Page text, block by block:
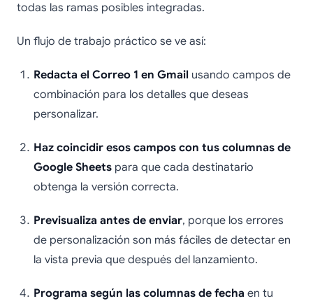
todas las ramas posibles integradas.
Un flujo de trabajo práctico se ve así:
Redacta el Correo 1 en Gmail usando campos de
combinación para los detalles que deseas
personalizar.
Haz coincidir esos campos con tus columnas de
Google Sheets para que cada destinatario
obtenga la versión correcta.
Previsualiza antes de enviar, porque los errores
de personalización son más fáciles de detectar en
la vista previa que después del lanzamiento.
Programa según las columnas de fecha en tu